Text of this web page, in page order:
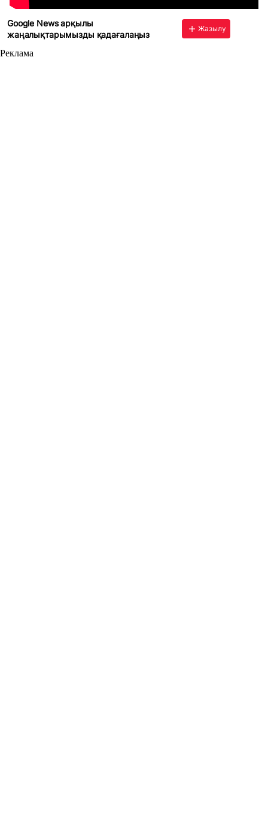
Google News арқылы
жаңалықтарымызды қадағалаңыз
Жазылу
Реклама